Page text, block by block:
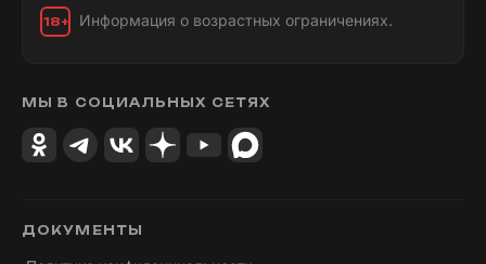
18+ Информация о возрастных ограничениях.
МЫ В СОЦИАЛЬНЫХ СЕТЯХ
ДОКУМЕНТЫ